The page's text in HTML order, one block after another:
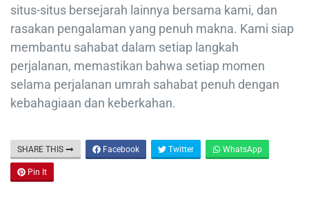
situs-situs bersejarah lainnya bersama kami, dan
rasakan pengalaman yang penuh makna. Kami siap
membantu sahabat dalam setiap langkah
perjalanan, memastikan bahwa setiap momen
selama perjalanan umrah sahabat penuh dengan
kebahagiaan dan keberkahan.
SHARE THIS Facebook Twitter WhatsApp
Pin It